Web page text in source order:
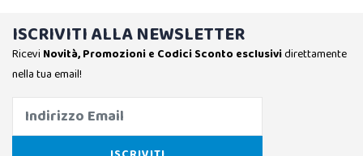
ISCRIVITI ALLA NEWSLETTER
Ricevi Novità, Promozioni e Codici Sconto esclusividirettamente
nella tua email!